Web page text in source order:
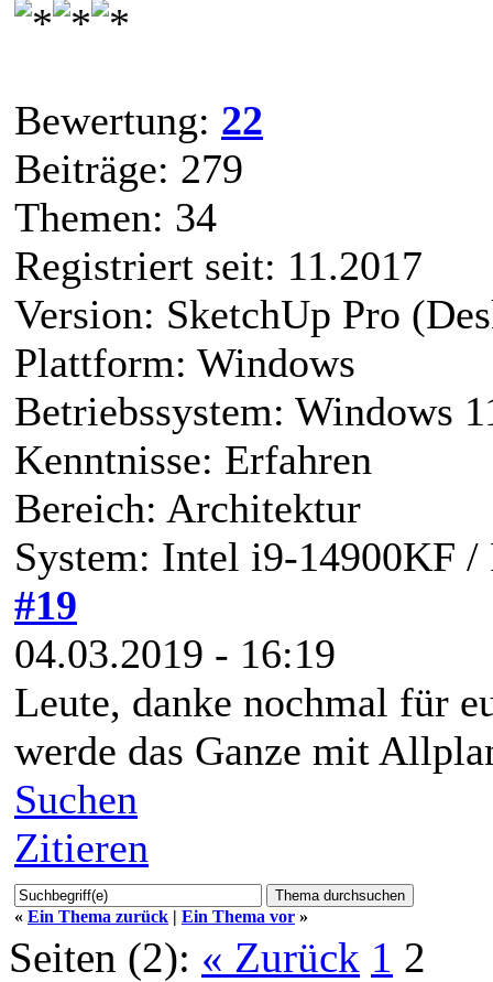
Bewertung: 22
Beiträge: 279
Themen: 34
Registriert seit: 11.2017
Version: SketchUp Pro
Plattform: Windows
Betriebssystem: Windows
Kenntnisse: Erfahren
Bereich: Architektur
System: Intel i9-14900KF
#19
04.03.2019 - 16:19
Leute, danke nochmal für
werde das Ganze mit
Suchen
Zitieren
« Ein Thema zurück | Ein Thema vor »
Seiten (2): « Zurück 1 2